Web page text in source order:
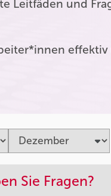
Leitfäden und
Sie Fragen?